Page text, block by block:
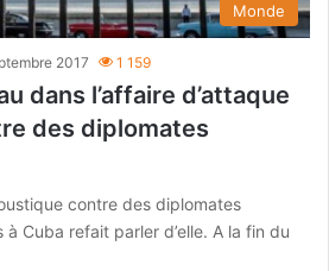
Monde
2017 1 159
dans l’affaire d’attaque
des diplomates
contre des diplomates
Cuba refait parler d’elle. A la fin du